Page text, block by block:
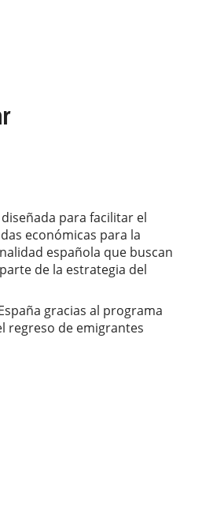
para facilitar el
económicas para la
española que buscan
de la estrategia del
gracias al programa
regreso de emigrantes